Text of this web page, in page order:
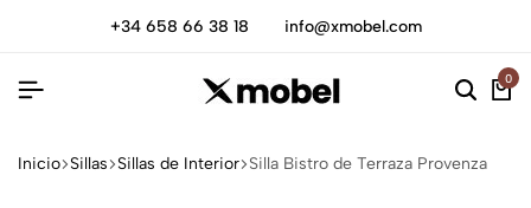
+34 658 66 38 18 info@xmobel.com
0
Inicio Sillas Sillas de Interior Silla Bistro de Terraza Provenza